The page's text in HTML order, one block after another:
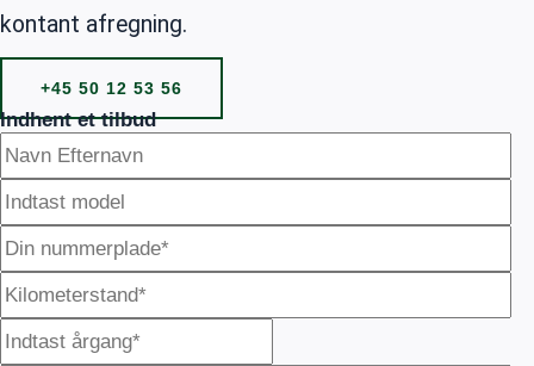
kontant afregning.
+45 50 12 53 56
Indhent et tilbud